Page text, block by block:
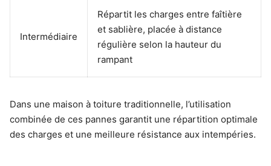
Intermédiaire
Répartit les charges entre faîtière
et sablière, placée à distance
régulière selon la hauteur du
rampant
Dans une maison à toiture traditionnelle, l’utilisation
combinée de ces pannes garantit une répartition optimale
des charges et une meilleure résistance aux intempéries.